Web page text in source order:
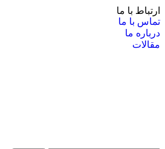
ارتباط با ما
تماس با ما
درباره ما
مقالات